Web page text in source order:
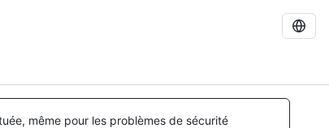
même pour les problèmes de sécurité